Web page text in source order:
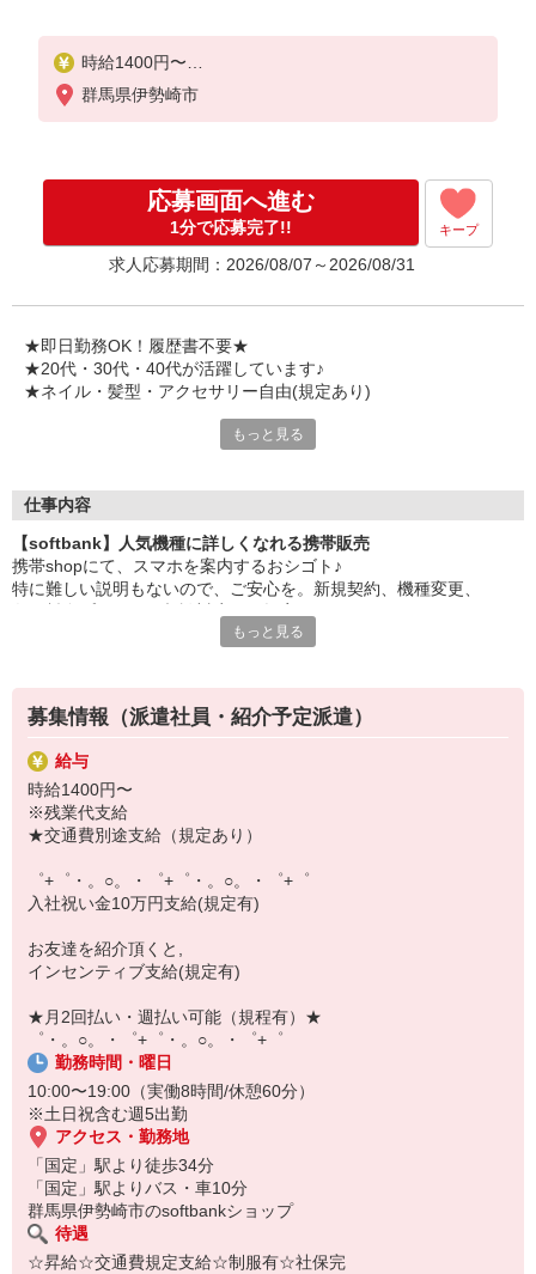
時給1400円〜
※残業代支給
★交通費別途支給（規定あり）
入社祝い金10万円支給(規定有)
お友達を紹介頂くと,
インセンティブ支給(規定有)
゜・。○。・゜+゜・。○。・゜+゜
群馬県伊勢崎市
応募画面へ進む
1分で応募完了!! キープ
求人応募期間：2026/08/07～2026/08/31
★即日勤務OK！履歴書不要★
★20代・30代・40代が活躍しています♪
★ネイル・髪型・アクセサリー自由(規定あり)
シエロのスタッフは9割が未経験スタート。
ずっと先まで役に立ちます！
丁寧な研修もあるので、
みなさんから働きやすいと好評です♪
最新アプリ事情やお得なプラン、
スマホの裏ワザを学べるチャンス♪
￣￣￣￣￣￣￣￣￣￣￣
▼オフィスワーク
事務、経理、データ入力、コールセンター、受付
▼工場・製造・軽作業系
機械/食品製造・梱包・仕分け・加工・組立・検査
▼美容系
眉毛サロンのアイブロウ・ネイリスト・エステ
▼営業・販売
法人営業・アパレル販売・個別指導塾・人材紹介
▼人気案件も多数♪
短期・期間限定・オープニング・官公庁案件
上場/優良/大手企業など
【スマホ面接実施中】
￣￣￣￣￣￣￣￣￣
自宅に居ながらスマホでカンタン面接OK！
オンライン面談なのでスピード対応。
もっと見る
仕事内容
【softbank】人気機種に詳しくなれる携帯販売
携帯shopにて、スマホを案内するおシゴト♪
特に難しい説明もないので、ご安心を。新規契約、機種変更、
満足度◎
■携帯やインターネット販売業務
docomo(ドコモ)/au(エーユー)・KDDI/softbank(ソフトバンク)など
の大手キャリアから
ワイモバイル(Y!mobille)、楽天モバイル、UQなど格安スマホまで幅
広く紹介可能♪
もっと見る
募集情報（派遣社員・紹介予定派遣）
給与
時給1400円〜
※残業代支給
★交通費別途支給（規定あり）
゜+゜・。○。・゜+゜・。○。・゜+゜
入社祝い金10万円支給(規定有)
お友達を紹介頂くと,
インセンティブ支給(規定有)
★月2回払い・週払い可能（規程有）★
゜・。○。・゜+゜・。○。・゜+゜
勤務時間・曜日
10:00〜19:00（実働8時間/休憩60分）
※土日祝含む週5出勤
アクセス・勤務地
「国定」駅より徒歩34分
「国定」駅よりバス・車10分
群馬県伊勢崎市のsoftbankショップ
待遇
☆昇給☆交通費規定支給☆制服有☆社保完